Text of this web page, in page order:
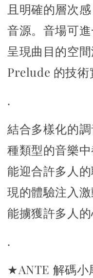
且明確的層次感
音源。音場可
呈現曲目的空
Prelude 的技術
.
結合多樣化的
種類型的音樂
能迎合許多人
現的體驗注入
能擄獲許多人的
.
★ANTE 解碼小